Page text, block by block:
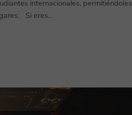
internacionales, permitiéndoles
Si eres...